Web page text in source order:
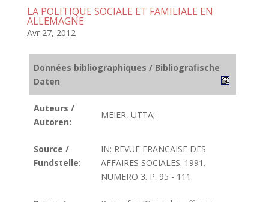
LA POLITIQUE SOCIALE ET FAMILIALE EN
ALLEMAGNE
Avr 27, 2012
Données bibliographiques / Bibliografische
Daten
Auteurs /
Autoren:
MEIER, UTTA;
Source /
Fundstelle:
IN: REVUE FRANCAISE DES
AFFAIRES SOCIALES. 1991.
NUMERO 3. P. 95 - 111.